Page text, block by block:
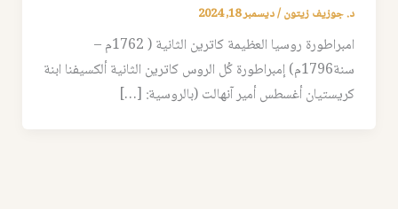
د. جوزيف زيتون/ديسمبر 18, 2024
امبراطورة روسيا العظيمة كاترين الثانية ( 1762م –
سنة1796م) إمبراطورة كُل الروس كاترين الثانية ألكسيفنا ابنة
كريستيان أغسطس أمير آنهالت (بالروسية: […]